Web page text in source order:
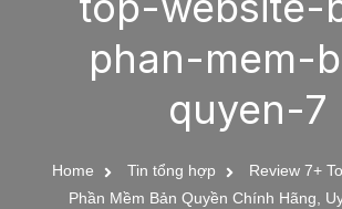
phan-mem-
quyen-7
Home Tin tổng hợp
Review 7+
Phần Mềm Bản Quyền Chính Hãng,